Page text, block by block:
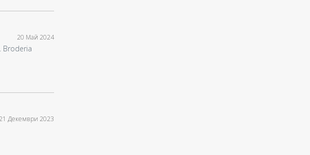
20 Май 2024
Broderia
Декември 2023